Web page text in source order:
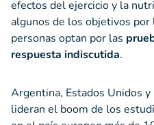
efectos del ejercicio y la
algunos de los objetivos por
personas optan por las
respuesta indiscutida.
Argentina, Estados Unidos
lideran el boom de los